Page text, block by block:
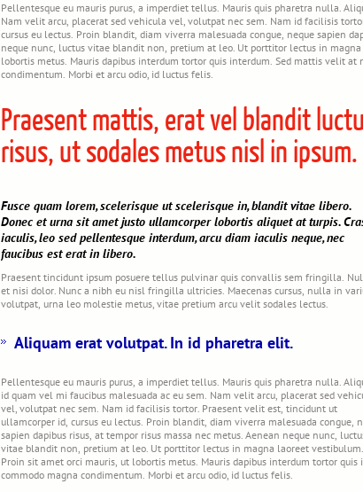
Pellentesque eu mauris purus, a imperdiet tellus. Mauris quis pharetra nulla.
Nam velit arcu, placerat sed vehicula vel, volutpat nec sem. Nam id facilisis
cursus eu lectus. Proin blandit, diam viverra malesuada congue, neque sapien
neque nunc, luctus vitae blandit non, pretium at leo. Ut porttitor lectus in
lobortis metus. Mauris dapibus interdum tortor quis interdum. Sed mattis velit at
condimentum. Morbi et arcu odio, id luctus felis.
Praesent mattis, erat vel blandit
risus, ut sodales metus nisl in ipsum.
Fusce quam lorem, scelerisque ut scelerisque in, blandit vitae libero.
Donec et urna sit amet justo ullamcorper lobortis aliquet at turpis.
iaculis, leo sed pellentesque interdum, arcu diam iaculis neque, nec
faucibus est erat in libero.
Praesent tincidunt ipsum posuere tellus pulvinar quis convallis sem fringilla.
et nisi dolor. Nunc a nibh eu nisl fringilla ultricies. Maecenas cursus, nulla in
volutpat, urna leo molestie metus, vitae pretium arcu velit sodales lectus.
Aliquam erat volutpat. In id pharetra elit.
Pellentesque eu mauris purus, a imperdiet tellus. Mauris quis pharetra nulla.
id quam vel mi faucibus malesuada ac eu sem. Nam velit arcu, placerat sed
vel, volutpat nec sem. Nam id facilisis tortor. Praesent velit est, tincidunt ut
ullamcorper id, cursus eu lectus. Proin blandit, diam viverra malesuada congue,
sapien dapibus risus, at tempor risus massa nec metus. Aenean neque nunc,
vitae blandit non, pretium at leo. Ut porttitor lectus in magna laoreet vestibulum.
Proin sit amet orci mauris, ut lobortis metus. Mauris dapibus interdum tortor
commodo magna condimentum. Morbi et arcu odio, id luctus felis.